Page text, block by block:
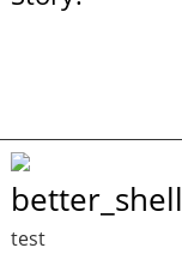
better_shell
test